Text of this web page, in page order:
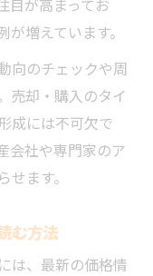
目が高まってお
増えています。
向のチェックや周
売却・購入のタイ
成には不可欠で
会社や専門家のア
ます。
む方法
は、最新の価格情